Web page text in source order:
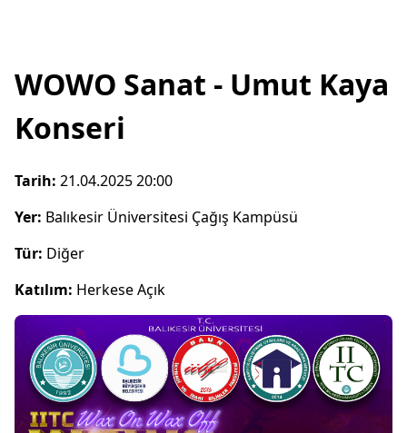
WOWO Sanat - Umut Kaya
Konseri
Tarih: 21.04.2025 20:00
Yer: Balıkesir Üniversitesi Çağış Kampüsü
Tür: Diğer
Katılım: Herkese Açık